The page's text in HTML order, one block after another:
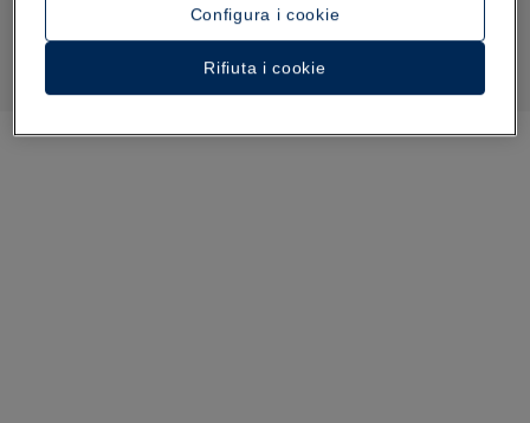
Configura i cookie
Rifiuta i cookie